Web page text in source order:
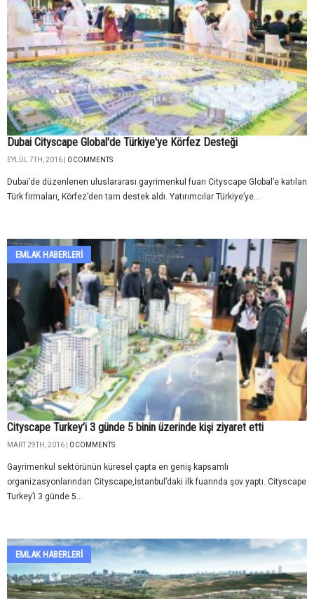
Dubai Cityscape Global'de Türkiye'ye Körfez Desteği
EYLÜL 7TH, 2016 | 0 COMMENTS
Dubai’de düzenlenen uluslararası gayrimenkul fuarı Cityscape Global’e katılan
Türk firmaları, Körfez’den tam destek aldı. Yatırımcılar Türkiye’ye...
EMLAK HABERLERI
Cityscape Turkey’i 3 günde 5 binin üzerinde kişi ziyaret etti
MART 29TH, 2016 | 0 COMMENTS
Gayrimenkul sektörünün küresel çapta en geniş kapsamlı
organizasyonlarından Cityscape,İstanbul’daki ilk fuarında şov yaptı. Cityscape
Turkey’i 3 günde 5...
EMLAK HABERLERI